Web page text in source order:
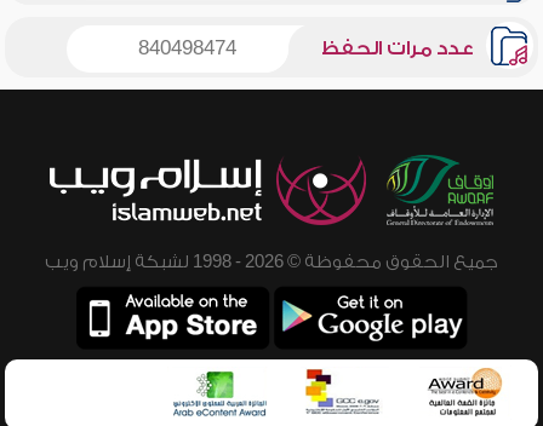
عدد مرات الحفظ 840498474
جميع الحقوق محفوظة © 2026 - 1998 لشبكة إسلام ويب